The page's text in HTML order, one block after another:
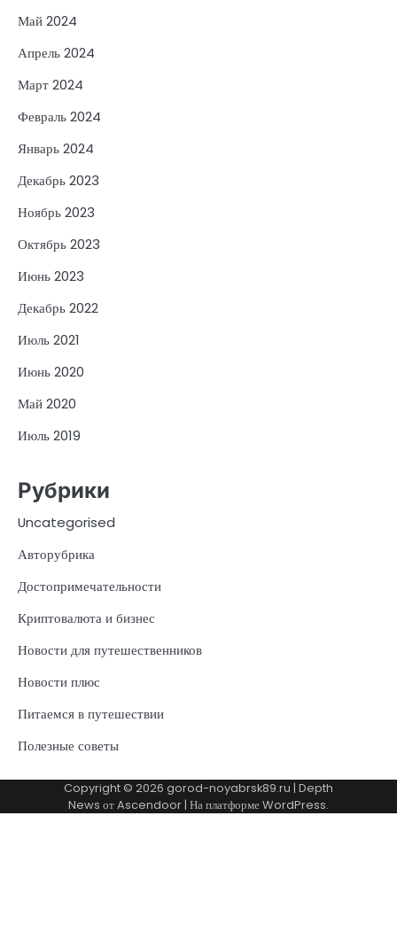
Май 2024
Апрель 2024
Март 2024
Февраль 2024
Январь 2024
Декабрь 2023
Ноябрь 2023
Октябрь 2023
Июнь 2023
Декабрь 2022
Июль 2021
Июнь 2020
Май 2020
Июль 2019
Рубрики
Uncategorised
Авторубрика
Достопримечательности
Криптовалюта и бизнес
Новости для путешественников
Новости плюс
Питаемся в путешествии
Полезные советы
Copyright © 2026 gorod-noyabrsk89.ru | Depth
News отAscendoor| На платформеWordPress.